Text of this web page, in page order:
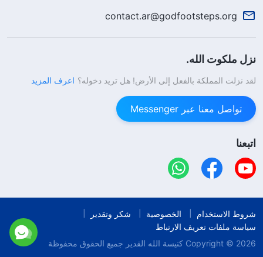
contact.ar@godfootsteps.org
نزل ملكوت الله.
لقد نزلت المملكة بالفعل إلى الأرض! هل تريد دخوله؟ اعرف المزيد
تواصل معنا عبر Messenger
اتبعنا
شروط الاستخدام الخصوصية
شكر وتقدير
سياسة ملفات تعريف الارتباط
Copyright © 2026 كنيسة الله القدير جميع الحقوق محفوظة